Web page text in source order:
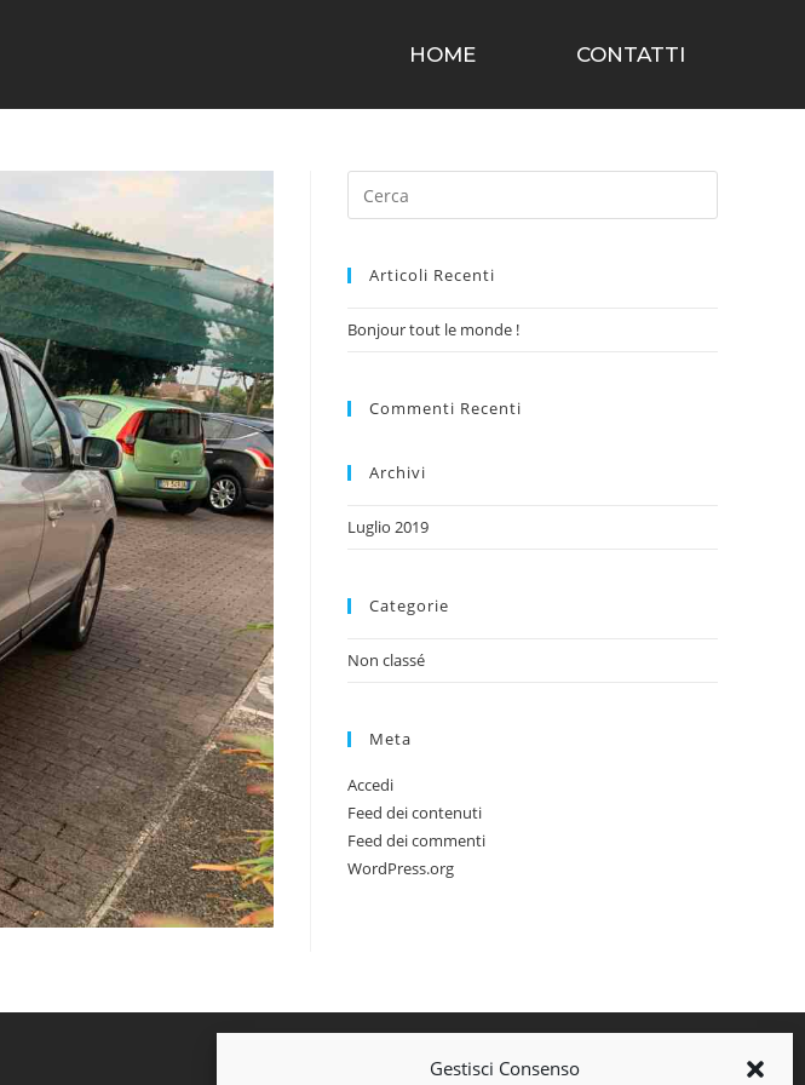
Gestisci Consenso
HOME CONTATTI
Articoli Recenti
Bonjour tout le monde !
Commenti Recenti
Archivi
Luglio 2019
Categorie
Non classé
Meta
Accedi
Feed dei contenuti
Feed dei commenti
WordPress.org